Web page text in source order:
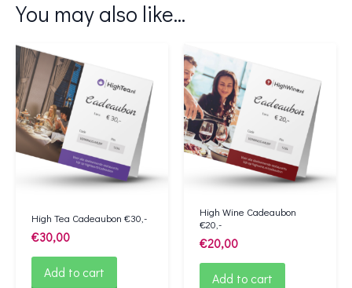
You may also like…
High Tea Cadeaubon €30,-
€30,00
Add to cart
High Wine Cadeaubon
€20,-
€20,00
Add to cart